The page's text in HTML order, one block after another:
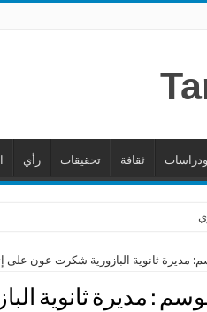
ثقافة تحقيقات رأي
مديرة ثانوية البازورية شكرت عون على
: مديرة ثانوية